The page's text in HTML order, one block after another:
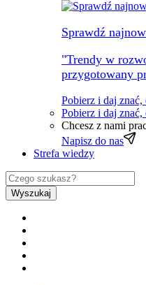
Sprawdź
"Trendy w
przygotowany
Pobierz i daj znać,
Pobierz i daj znać,
Chcesz z nami
Napisz do nas
Strefa wiedzy
Wyszukaj